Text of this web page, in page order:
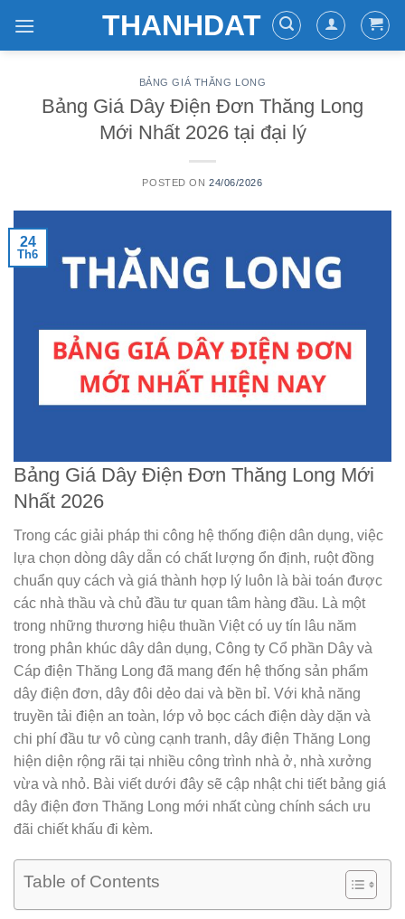
content
THANHDAT
BẢNG GIÁ THĂNG LONG
Bảng Giá Dây Điện Đơn Thăng Long
Mới Nhất 2026 tại đại lý
POSTED ON 24/06/2026
24
Th6
Bảng Giá Dây Điện Đơn Thăng Long Mới
Nhất 2026
Trong các giải pháp thi công hệ thống điện dân dụng, việc
lựa chọn dòng dây dẫn có chất lượng ổn định, ruột đồng
chuẩn quy cách và giá thành hợp lý luôn là bài toán được
các nhà thầu và chủ đầu tư quan tâm hàng đầu. Là một
trong những thương hiệu thuần Việt có uy tín lâu năm
trong phân khúc dây dân dụng, Công ty Cổ phần Dây và
Cáp điện Thăng Long đã mang đến hệ thống sản phẩm
dây điện đơn, dây đôi dẻo dai và bền bỉ. Với khả năng
truyền tải điện an toàn, lớp vỏ bọc cách điện dày dặn và
chi phí đầu tư vô cùng cạnh tranh, dây điện Thăng Long
hiện diện rộng rãi tại nhiều công trình nhà ở, nhà xưởng
vừa và nhỏ. Bài viết dưới đây sẽ cập nhật chi tiết bảng giá
dây điện đơn Thăng Long mới nhất cùng chính sách ưu
đãi chiết khấu đi kèm.
Table of Contents